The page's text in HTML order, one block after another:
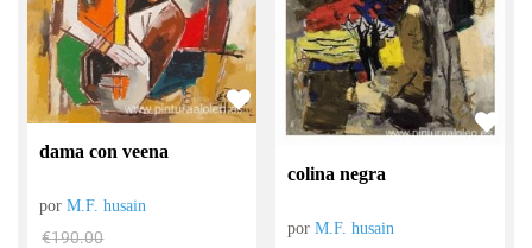
dama con veena
porM.F. husain
€190.00
colina negra
porM.F. husain